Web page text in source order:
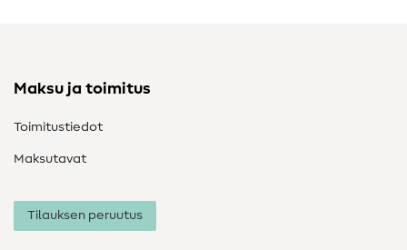
Maksu ja toimitus
Toimitustiedot
Maksutavat
Tilauksen peruutus